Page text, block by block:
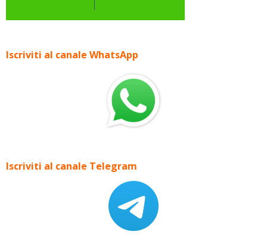
Iscriviti al canale WhatsApp
Iscriviti al canale Telegram